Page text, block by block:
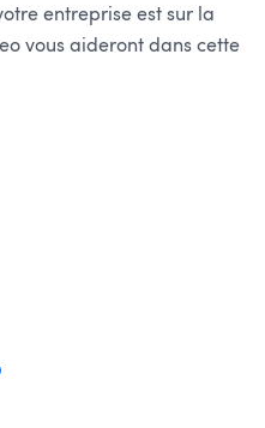
entreprise est sur la
vous aideront dans cette